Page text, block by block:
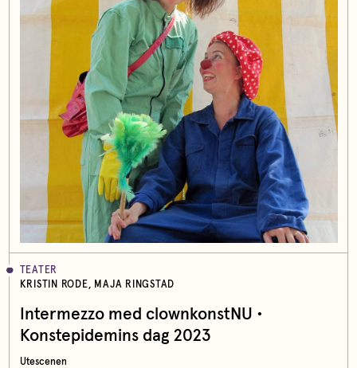
TEATER
KRISTIN RODE, MAJA RINGSTAD
Intermezzo med clownkonstNU •
Konstepidemins dag 2023
Utescenen